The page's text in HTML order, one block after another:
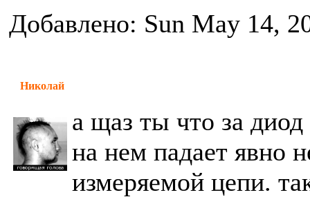
Добавлено: Sun May 14,
Николай
а щаз ты что за
на нем падает явно
измеряемой цепи.